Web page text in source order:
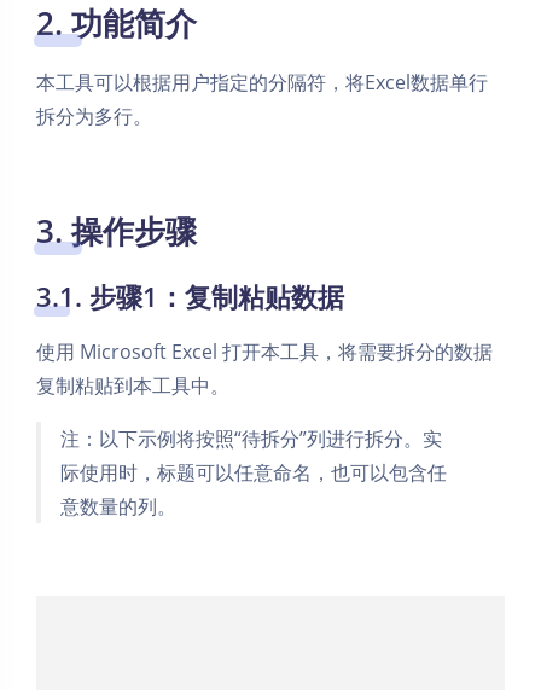
2. 功能简介
本工具可以根据用户指定的分隔符，将Excel数据单行
拆分为多行。
3. 操作步骤
3.1. 步骤1：复制粘贴数据
使用 Microsoft Excel 打开本工具，将需要拆分的数据
复制粘贴到本工具中。
注：以下示例将按照“待拆分”列进行拆分。实
际使用时，标题可以任意命名，也可以包含任
意数量的列。